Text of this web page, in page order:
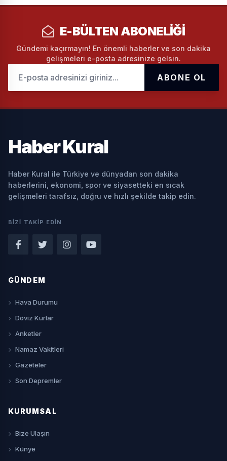
E-BÜLTEN ABONELIĞI
Gündemi kaçırmayın! En önemli haberler ve son dakika
gelişmeleri e-posta adresinize gelsin.
ABONE OL
HaberKural
Haber Kural ile Türkiye ve dünyadan son dakika
haberlerini, ekonomi, spor ve siyasetteki en sıcak
gelişmeleri tarafsız, doğru ve hızlı şekilde takip edin.
BIZI TAKIP EDIN
GÜNDEM
Hava Durumu
Döviz Kurlar
Anketler
Namaz Vakitleri
Gazeteler
Son Depremler
KURUMSAL
Bize Ulaşın
Künye